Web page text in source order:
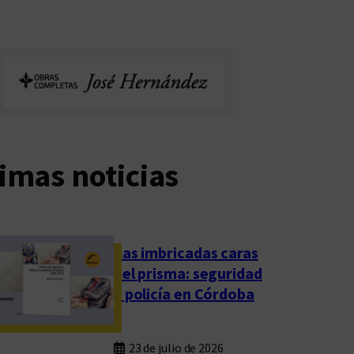
noticias
Las imbricadas caras
del prisma: seguridad
y policía en Córdoba
23 de julio de 2026